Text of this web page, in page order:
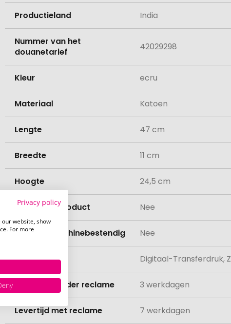
Productieland India
Nummer van het
douanetarief
42029298
Kleur ecru
Materiaal Katoen
Lengte 47 cm
Breedte 11 cm
Hoogte 24,5 cm
Biologisch product Nee
vaatwasmachinebestendig Nee
Verfijning Digitaal-Transferdruk,
Levertijd zonder reclame 3 werkdagen
Levertijd met reclame 7 werkdagen
Privacy policy
website, show
For more